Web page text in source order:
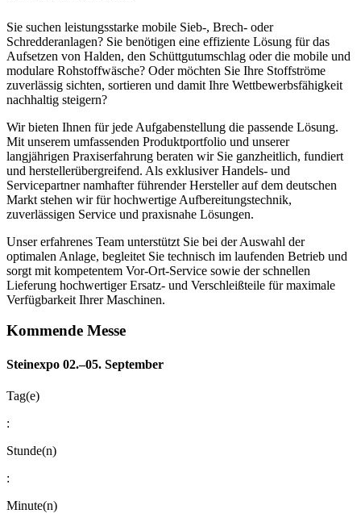
Sie suchen leistungsstarke mobile Sieb-, Brech- oder
Schredderanlagen? Sie benötigen eine effiziente Lösung für das
Aufsetzen von Halden, den Schüttgutumschlag oder die mobile und
modulare Rohstoffwäsche? Oder möchten Sie Ihre Stoffströme
zuverlässig sichten, sortieren und damit Ihre Wettbewerbsfähigkeit
nachhaltig steigern?
Wir bieten Ihnen für jede Aufgabenstellung die passende Lösung.
Mit unserem umfassenden Produktportfolio und unserer
langjährigen Praxiserfahrung beraten wir Sie ganzheitlich, fundiert
und herstellerübergreifend. Als exklusiver Handels- und
Servicepartner namhafter führender Hersteller auf dem deutschen
Markt stehen wir für hochwertige Aufbereitungstechnik,
zuverlässigen Service und praxisnahe Lösungen.
Unser erfahrenes Team unterstützt Sie bei der Auswahl der
optimalen Anlage, begleitet Sie technisch im laufenden Betrieb und
sorgt mit kompetentem Vor-Ort-Service sowie der schnellen
Lieferung hochwertiger Ersatz- und Verschleißteile für maximale
Verfügbarkeit Ihrer Maschinen.
Kommende Messe
Steinexpo 02.–05. September
Tag(e)
:
Stunde(n)
:
Minute(n)